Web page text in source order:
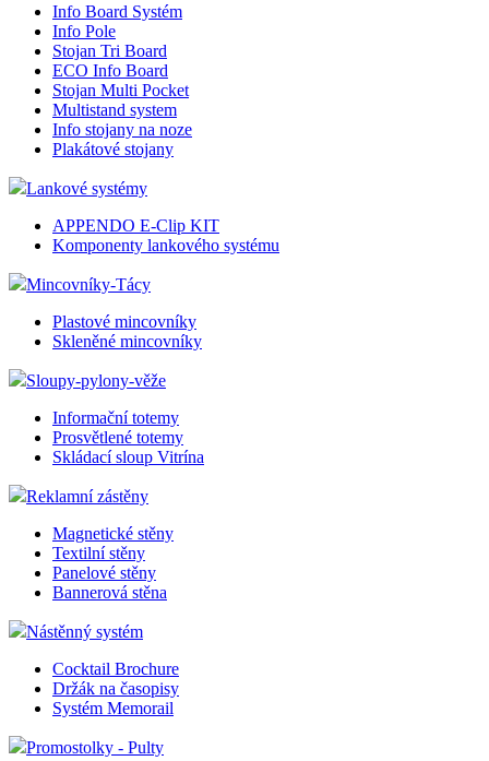
Info Board Systém
Info Pole
Stojan Tri Board
ECO Info Board
Stojan Multi Pocket
Multistand system
Info stojany na noze
Plakátové stojany
Lankové systémy
APPENDO E-Clip KIT
Komponenty lankového systému
Mincovníky-Tácy
Plastové mincovníky
Skleněné mincovníky
Sloupy-pylony-věže
Informační totemy
Prosvětlené totemy
Skládací sloup Vitrína
Reklamní zástěny
Magnetické stěny
Textilní stěny
Panelové stěny
Bannerová stěna
Nástěnný systém
Cocktail Brochure
Držák na časopisy
Systém Memorail
Promostolky - Pulty